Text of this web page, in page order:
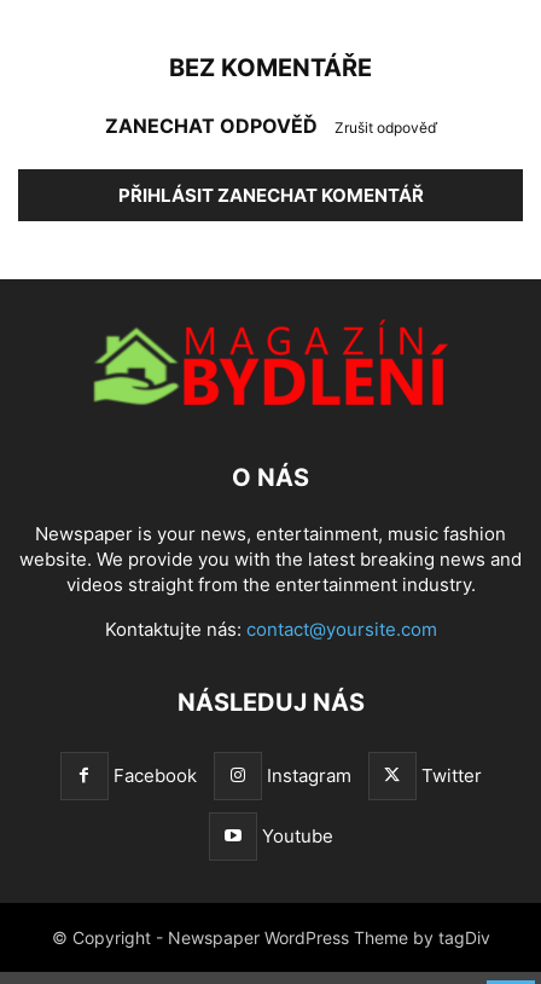
BEZ KOMENTÁŘE
ZANECHAT ODPOVĚĎ Zrušit odpověď
PŘIHLÁSIT ZANECHAT KOMENTÁŘ
O NÁS
Newspaper is your news, entertainment, music fashion
website. We provide you with the latest breaking news and
videos straight from the entertainment industry.
Kontaktujte nás: contact@yoursite.com
NÁSLEDUJ NÁS
Facebook Instagram Twitter
Youtube
© Copyright - Newspaper WordPress Theme by tagDiv